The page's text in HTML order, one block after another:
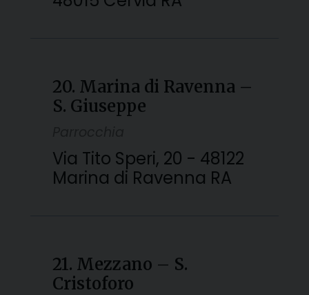
20. Marina di Ravenna –
S. Giuseppe
Via Tito Speri, 20 - 48122
Marina di Ravenna RA
21. Mezzano – S.
Cristoforo